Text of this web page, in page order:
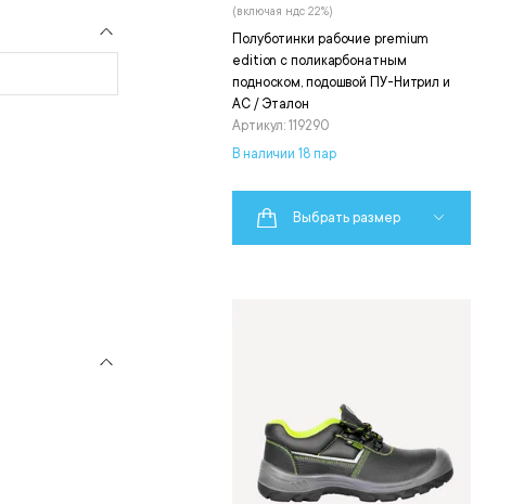
Полуботинки рабочие premium
edition с поликарбонатным
подноском, подошвой ПУ-Нитрил и
АС / Эталон
Артикул: 119290
(включая ндс 22%)
В наличии 18 пар
Выбрать размер